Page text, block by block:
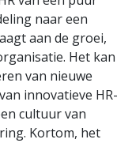
naar een
aan de groei,
Het kan
van nieuwe
innovatieve HR-
cultuur van
Kortom, het